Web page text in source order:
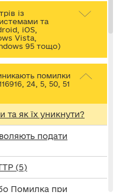
із
та
iOS,
Vista,
95 тощо)
помилки
24, 5, 50, 51
та як їх уникнути?
подати
(5)
Помилка при